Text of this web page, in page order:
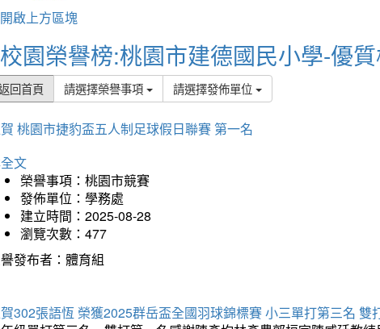
開啟上方區塊
校園榮譽榜:桃園市建德國民小學-優
回首頁 請選擇榮譽事項 請選擇發佈單位
桃園市捷豹盃五人制足球假日聯賽 第一名
文
榮譽事項：桃園市競賽
發佈單位：學務處
建立時間：2025-08-28
瀏覽次數：477
發布者：體育組
302張語恆 榮獲2025群岳盃全國羽球錦標賽 小三單打第三名 雙